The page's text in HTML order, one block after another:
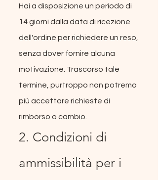
Hai a disposizione un periodo di
14 giorni dalla data di ricezione
dell'ordine per richiedere un reso,
senza dover fornire alcuna
motivazione. Trascorso tale
termine, purtroppo non potremo
più accettare richieste di
rimborso o cambio.
2. Condizioni di
ammissibilità per i